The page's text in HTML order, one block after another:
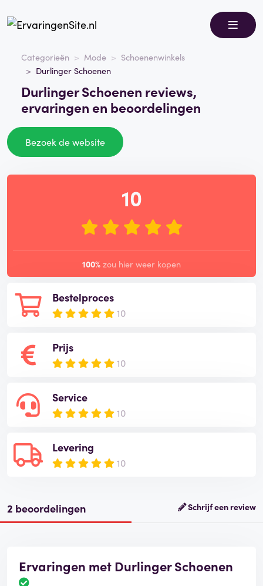
Categorieën Mode
Schoenenwinkels
Durlinger Schoenen
Durlinger Schoenen reviews,
ervaringen en beoordelingen
Bezoek de website
Bestelproces
10
Prijs
10
Service
10
Levering
10
10
100% zou hier weer kopen
2 beoordelingen Schrijf een review
Ervaringen met Durlinger Schoenen